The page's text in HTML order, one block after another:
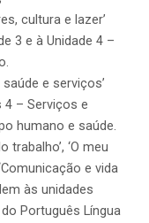
cultura e lazer’
3 e à Unidade 4 –
e serviços’
4 – Serviços e
humano e saúde.
trabalho’, ‘O meu
e vida
às unidades
Português Língua